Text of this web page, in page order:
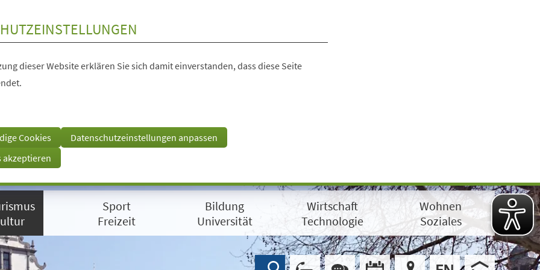
dieser Website erklären Sie sich damit einverstanden, dass diese Seite
Cookies
Datenschutzeinstellungen anpassen
akzeptieren
Sport
Freizeit
Bildung
Universität
Wirtschaft
Technologie
Wohnen
Soziales